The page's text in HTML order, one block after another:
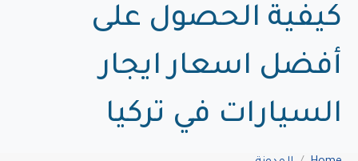
كيفية الحصول على
أفضل اسعار ايجار
السيارات في تركيا